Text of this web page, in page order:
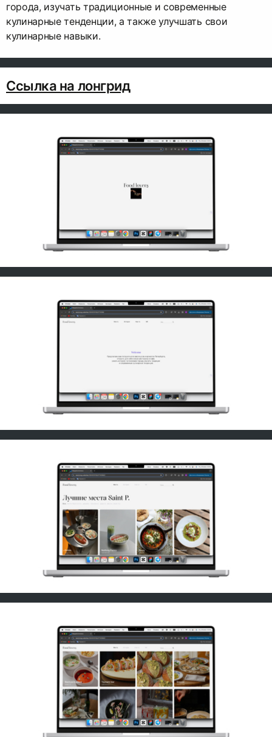
города, изучать традиционные и современные
кулинарные тенденции, а также улучшать свои
кулинарные навыки.
Ссылка на лонгрид